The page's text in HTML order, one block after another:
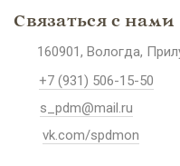
Связаться с нами
160901, Вологда,
+7 (931) 506-15-50
s_pdm@mail.ru
vk.com/spdmon